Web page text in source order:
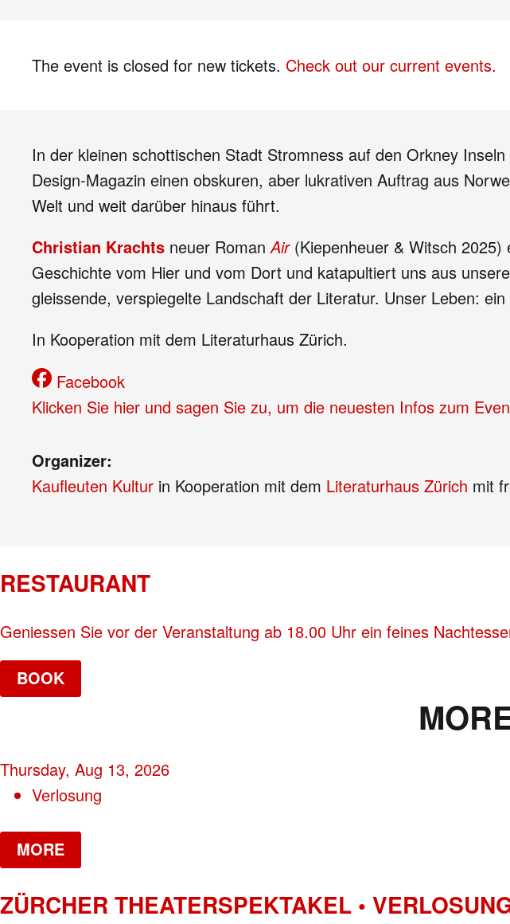
The event is closed for new tickets. Check out our current events.
In der kleinen schottischen Stadt Stromness auf den Orkney
Design-Magazin einen obskuren, aber lukrativen Auftrag aus
Welt und weit darüber hinaus führt.
Christian Krachts neuer RomanAir (Kiepenheuer & Witsch
Geschichte vom Hier und vom Dort und katapultiert uns aus
gleissende, verspiegelte Landschaft der Literatur. Unser Leben: ein
In Kooperation mit dem Literaturhaus Zürich.
Facebook
Klicken Sie hier und sagen Sie zu, um die neuesten Infos zum
Organizer:
Kaufleuten Kultur in Kooperation mit dem Literaturhaus Zürich mit
RESTAURANT
Geniessen Sie vor der Veranstaltung ab 18.00 Uhr ein feines
BOOK
Thursday, Aug 13, 2026
Verlosung
MORE
ZÜRCHER THEATERSPEKTAKEL •